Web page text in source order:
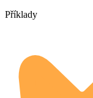
Příklady